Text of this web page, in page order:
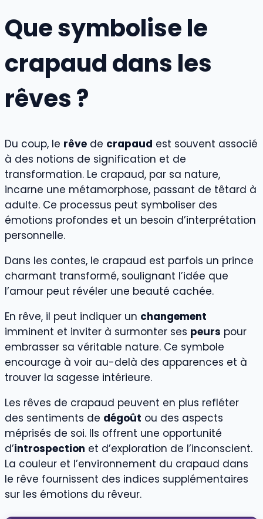
Que symbolise le
crapaud dans les
rêves ?
Du coup, le rêve de crapaud est souvent associé
à des notions de signification et de
transformation. Le crapaud, par sa nature,
incarne une métamorphose, passant de têtard à
adulte. Ce processus peut symboliser des
émotions profondes et un besoin d’interprétation
personnelle.
Dans les contes, le crapaud est parfois un prince
charmant transformé, soulignant l’idée que
l’amour peut révéler une beauté cachée.
En rêve, il peut indiquer un changement
imminent et inviter à surmonter ses peurs pour
embrasser sa véritable nature. Ce symbole
encourage à voir au-delà des apparences et à
trouver la sagesse intérieure.
Les rêves de crapaud peuvent en plus refléter
des sentiments de dégoût ou des aspects
méprisés de soi. Ils offrent une opportunité
d’introspection et d’exploration de l’inconscient.
La couleur et l’environnement du crapaud dans
le rêve fournissent des indices supplémentaires
sur les émotions du rêveur.